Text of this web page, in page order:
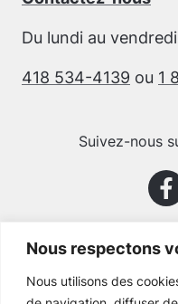
Nous respectons
Nous utilisons des
Du lundi au
418 534-4139 ou 1
Suivez-nous
Merci à